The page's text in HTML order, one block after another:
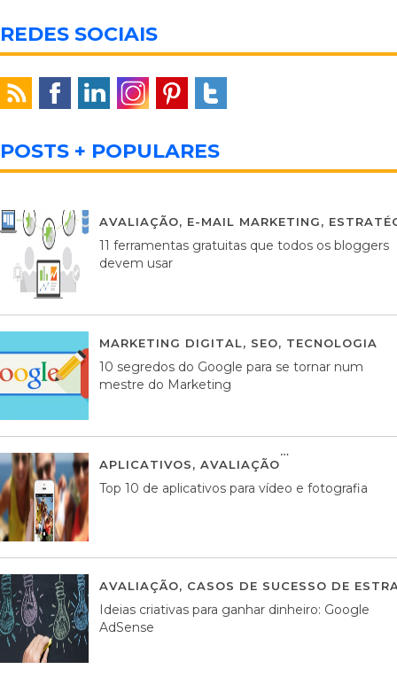
REDES SOCIAIS
POSTS + POPULARES
AVALIAÇÃO, E-MAIL MARKETING,
11 ferramentas gratuitas que todos os bloggers
devem usar
MARKETING DIGITAL, SEO, TECNOLOGIA
10 segredos do Google para se tornar num
mestre do Marketing
APLICATIVOS, AVALIAÇÃO
Top 10 de aplicativos para vídeo e fotografia
AVALIAÇÃO, CASOS DE SUCESSO DE
Ideias criativas para ganhar dinheiro: Google
AdSense